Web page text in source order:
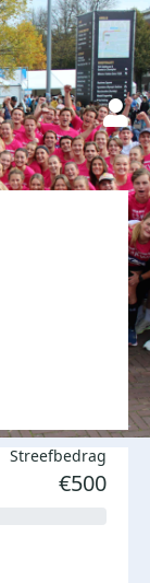
Streefbedrag
€500